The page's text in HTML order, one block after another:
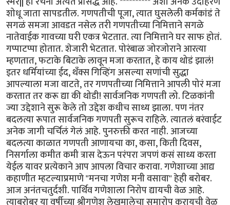
शोधू जाता सापडतील. गणपतीची पूजा, त्यात घुसलेली कर्मकांडं ते
सगळं समजा आवडत नसेल तरी गणपतीच्या निमित्ताने सगळे
नातेवाईक गावच्या घरी एकत्र भेटतात. त्या निमित्ताने घर साफ होतं.
गप्पाटप्पा होतात. शेजारी भेटतात. पोरंबाळ जोरजोराने आरत्या
म्हणतात, फटाके बिटाके लावून मजा करतात, हे काय थोडं झालं!
इतर धर्मियांच्या ईद, थँक्स गिव्हिंग असल्या सणांची सुद्धा
आपल्याला मजा वाटते, तर गणपतीच्या निमित्ताने आपली पोरं मजा
करतात तर करू द्या की थोडी! सार्वजनिक गणपती लो. टिळकांनी
ज्या उद्देशाने सुरू केले तो उद्देश कधीच साध्य झाला. पण नंतर
बदलत्या रूपात सार्वजनिक गणपती सुरूच राहिले. त्यातलं बरंवाईट
अनेक जागी चर्चिलं गेलं आहे. पुनरुक्ती करत नाही. आजच्या
बदलत्या काळात गणपती आणायचा का, कसा, किती दिवस,
निसर्गाला कमीत कमी त्रास देऊन परंपरा जपणं कसं साध्य करता
येईल यावर प्रत्येकाने आप आपला विचार करावा. गणेशाच्या आद्य
कहाणीत म्हटल्याप्रमाणे "मनचा गणेश मनी वसावा" हेही बरोबर.
आज अनंतचतुर्दशी. पार्थिव गणेशाला निरोप द्यायची वेळ आहे.